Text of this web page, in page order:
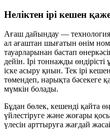
Неліктен ірі кешен
Ағаш дайындау —
ал ағаштан шығатын өнім
тауарларынан бастап
дейін. Ірі тоннажды
іске асыру қиын. Тек ірі
төмендеп, нарықта бәсекеге
мүмкін болады.
Бұдан бөлек, кешенді қайта
үйлестіруге және жоғары
үлесін арттыруға жағдай